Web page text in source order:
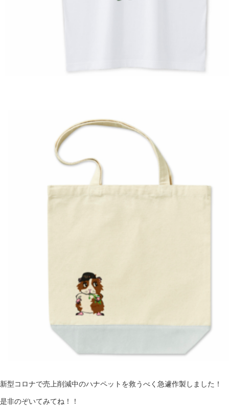
新型コロナで売上削減中のハナペットを救うべく急遽作製しました！
是非のぞいてみてね！！